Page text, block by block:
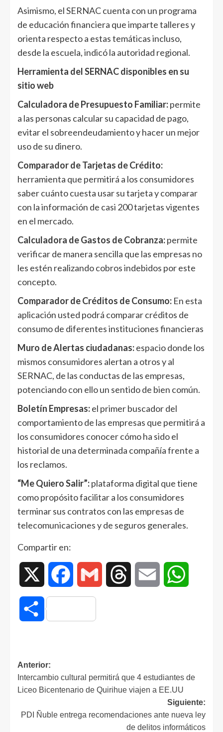
Asimismo, el SERNAC cuenta con un programa
de educación financiera que imparte talleres y
orienta respecto a estas temáticas incluso,
desde la escuela, indicó la autoridad regional.
Herramienta del SERNAC disponibles en su
sitio web
Calculadora de Presupuesto Familiar:permite
a las personas calcular su capacidad de pago,
evitar el sobreendeudamiento y hacer un mejor
uso de su dinero.
Comparador de Tarjetas de Crédito:
herramienta que permitirá a los consumidores
saber cuánto cuesta usar su tarjeta y comparar
con la información de casi 200 tarjetas vigentes
en el mercado.
Calculadora de Gastos de Cobranza:permite
verificar de manera sencilla que las empresas no
les estén realizando cobros indebidos por este
concepto.
Comparador de Créditos de Consumo: En esta
aplicación usted podrá comparar créditos de
consumo de diferentes instituciones financieras
Muro de Alertas ciudadanas:espacio donde los
mismos consumidores alertan a otros y al
SERNAC, de las conductas de las empresas,
potenciando con ello un sentido de bien común.
Boletín Empresas:el primer buscador del
comportamiento de las empresas que permitirá a
los consumidores conocer cómo ha sido el
historial de una determinada compañía frente a
los reclamos.
“Me Quiero Salir”:plataforma digital que tiene
como propósito facilitar a los consumidores
terminar sus contratos con las empresas de
telecomunicaciones y de seguros generales.
Compartir en:
Facebook Gmail Threads Email
Compartir
Anterior:
Intercambio cultural permitirá que 4 estudiantes de
Liceo Bicentenario de Quirihue viajen a EE.UU
Siguiente:
PDI Ñuble entrega recomendaciones ante nueva ley
de delitos informáticos